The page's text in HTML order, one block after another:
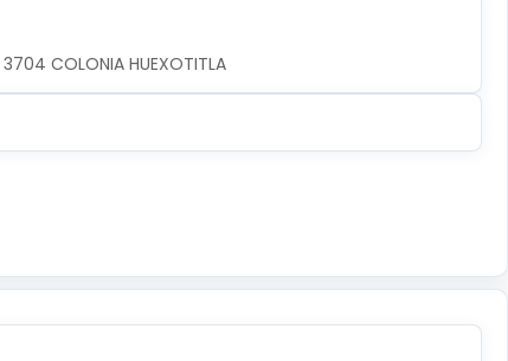
3704 COLONIA HUEXOTITLA